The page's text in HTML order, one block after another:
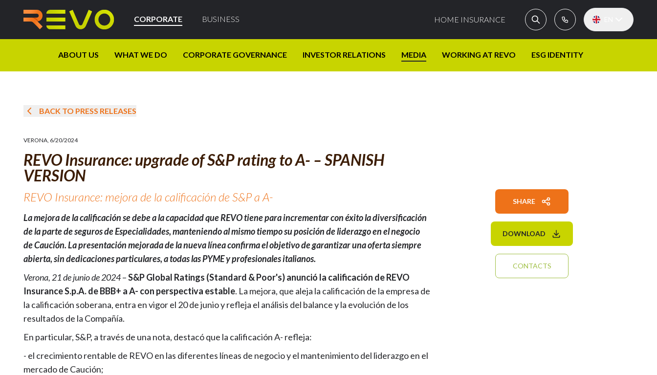
CORPORATE BUSINESS HOME INSURANCE
ABOUT US WHAT WE DO CORPORATE GOVERNANCE INVESTOR RELATIONS MEDIA WORKING AT REVO ESG IDENTITY
BACK TO PRESS RELEASES
VERONA, 6/20/2024
REVO Insurance: upgrade of S&P rating to A- – SPANISH
VERSION
REVO Insurance: mejora de la calificación de S&P a A-
La mejora de la calificación se debe a la capacidad que REVO tiene para incrementar con éxito la diversificación
de la parte de seguros de Especialidades, manteniendo al mismo tiempo su posición de liderazgo en el negocio
de Caución. La presentación mejorada de la nueva línea confirma el objetivo de garantizar una oferta siempre
abierta, sin dedicaciones particulares, a todas las PYME y profesionales italianos.
Verona, 21 de junio de 2024–S&P Global Ratings (Standard & Poor's) anunció la calificación de REVO
Insurance S.p.A. de BBB+ a A- con perspectiva estable. La mejora, que aleja la calificación de la empresa de
la calificación soberana, entra en vigor el 20 de junio y refleja el análisis del balance y la evolución de los
resultados de la Compañía.
En particular, S&P, a través de una nota, destacó que la calificación A- refleja:
- el crecimiento rentable de REVO en las diferentes líneas de negocio y el mantenimiento del liderazgo en el
mercado de Caución;
SHARE
DOWNLOAD
CONTACTS